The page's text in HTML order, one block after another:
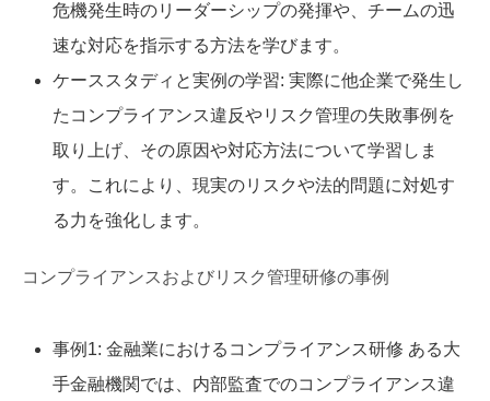
危機発生時のリーダーシップの発揮や、チームの迅
速な対応を指示する方法を学びます。
ケーススタディと実例の学習: 実際に他企業で発生し
たコンプライアンス違反やリスク管理の失敗事例を
取り上げ、その原因や対応方法について学習しま
す。これにより、現実のリスクや法的問題に対処す
る力を強化します。
コンプライアンスおよびリスク管理研修の事例
事例1: 金融業におけるコンプライアンス研修 ある大
手金融機関では、内部監査でのコンプライアンス違